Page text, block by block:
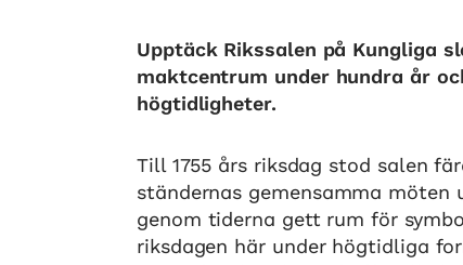
Upptäck Rikssalen på Kungliga
maktcentrum under hundra år
högtidligheter.
Till 1755 års riksdag stod salen
ständernas gemensamma möten
genom tiderna gett rum för
riksdagen här under högtidliga